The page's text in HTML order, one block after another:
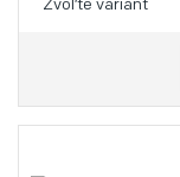
Zvoľte variant